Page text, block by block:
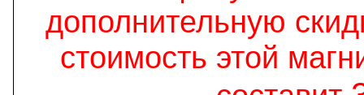
дополнительную
стоимость этой